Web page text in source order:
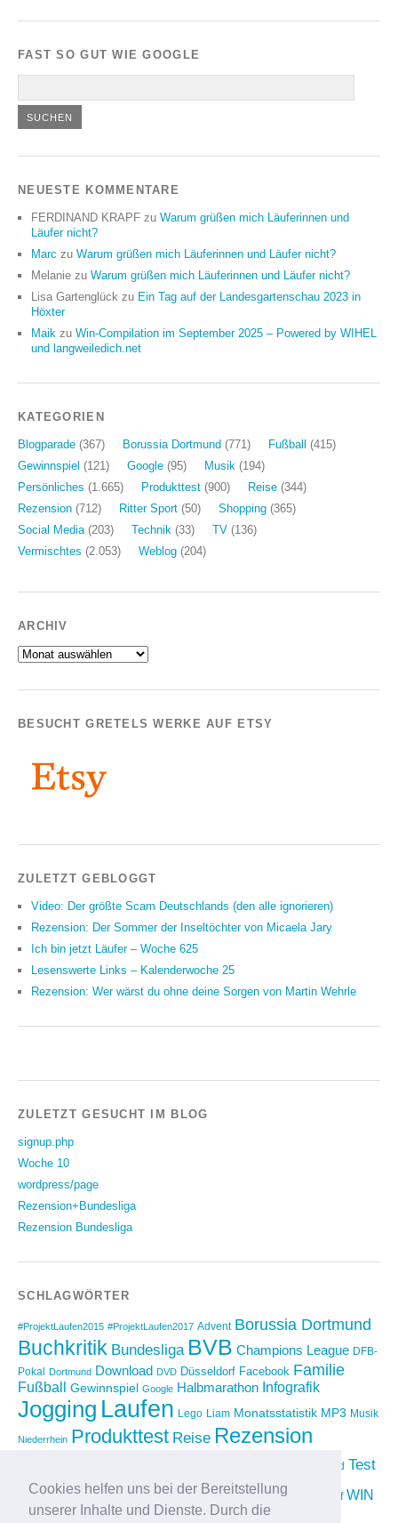
Cookies helfen uns bei der Bereitstellung
unserer Inhalte und Dienste. Durch die
FAST SO GUT WIE GOOGLE
NEUESTE KOMMENTARE
FERDINAND KRAPF zu Warum grüßen mich Läuferinnen und
Läufer nicht?
Marc zu Warum grüßen mich Läuferinnen und Läufer nicht?
Melanie zu Warum grüßen mich Läuferinnen und Läufer nicht?
Lisa Gartenglück zu Ein Tag auf der Landesgartenschau 2023 in
Höxter
Maik zu Win-Compilation im September 2025 – Powered by WIHEL
und langweiledich.net
KATEGORIEN
Blogparade (367) Borussia Dortmund (771) Fußball
(415)
Gewinnspiel (121) Google (95) Musik (194)
Persönliches (1.665) Produkttest (900) Reise (344)
Rezension (712) Ritter Sport (50) Shopping (365)
Social Media (203) Technik (33) TV (136)
Vermischtes (2.053) Weblog (204)
ARCHIV
Archiv
BESUCHT GRETELS WERKE AUF ETSY
ZULETZT GEBLOGGT
Video: Der größte Scam Deutschlands (den alle ignorieren)
Rezension: Der Sommer der Inseltöchter von Micaela Jary
Ich bin jetzt Läufer – Woche 625
Lesenswerte Links – Kalenderwoche 25
Rezension: Wer wärst du ohne deine Sorgen von Martin Wehrle
ZULETZT GESUCHT IM BLOG
signup.php
Woche 10
wordpress/page
Rezension+Bundesliga
Rezension Bundesliga
SCHLAGWÖRTER
#ProjektLaufen2015 #ProjektLaufen2017 Advent Borussia Dortmund
Buchkritik Bundesliga BVB Champions League DFB-
Pokal Dortmund Download DVD Düsseldorf Facebook Familie
Fußball Gewinnspiel Google Halbmarathon Infografik
Jogging Laufen Lego Liam Monatsstatistik MP3 Musik
Niederrhein Produkttest Reise Rezension
sponsored Test
Twitter Urlaub Video vimeo Weihnachten Wettkampf WIN